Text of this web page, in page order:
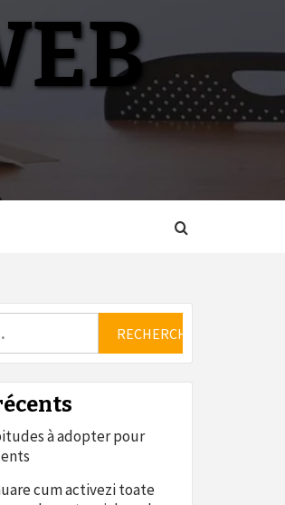
à adopter pour
cum activezi toate